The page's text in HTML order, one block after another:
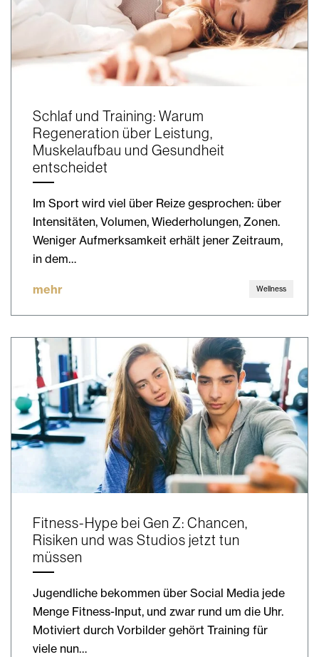
Schlaf und Training: Warum
Regeneration über Leistung,
Muskelaufbau und Gesundheit
entscheidet
Im Sport wird viel über Reize gesprochen: über
Intensitäten, Volumen, Wiederholungen, Zonen.
Weniger Aufmerksamkeit erhält jener Zeitraum,
in dem…
mehr Wellness
Fitness-Hype bei Gen Z: Chancen,
Risiken und was Studios jetzt tun
müssen
Jugendliche bekommen über Social Media jede
Menge Fitness-Input, und zwar rund um die Uhr.
Motiviert durch Vorbilder gehört Training für
viele nun…